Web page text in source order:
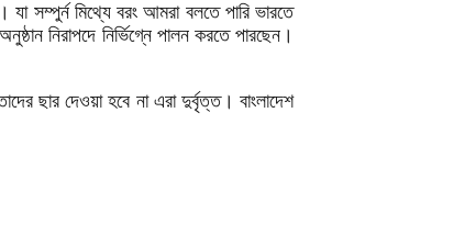
সম্পুর্ন মিথ্যে বরং আমরা বলতে পারি ভারতে
নিরাপদে নির্ভিগ্নে পালন করতে পারছেন।
ছার দেওয়া হবে না এরা দুর্বৃত্ত। বাংলাদেশ